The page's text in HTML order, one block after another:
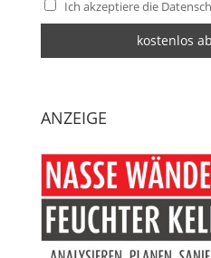
Ich akzeptiere die
ANZEIGE